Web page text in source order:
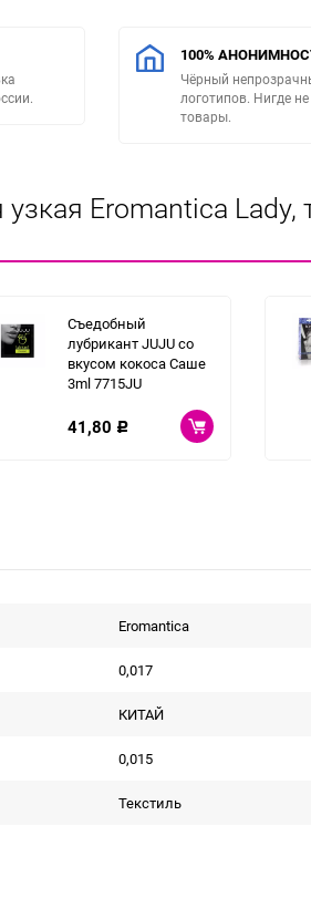
100%
Чёрный
логотипов. Нигде
товары.
Eromantica Lady,
Съедобный
лубрикант JUJU со
вкусом кокоса Саше
3ml 7715JU
41,80 Р
Eromantica
0,017
КИТАЙ
0,015
Текстиль